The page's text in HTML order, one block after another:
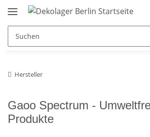
Hersteller
Gaoo Spectrum -
Produkte